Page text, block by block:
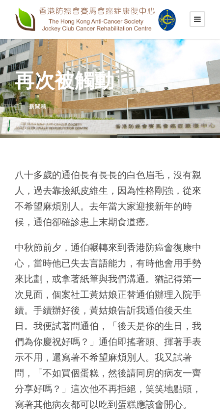
再次被觸動
新聞稿
八十多歲的通伯長有長長的白色眉毛，沒有親
人，過去靠撿紙皮維生，因為性格剛強，從來
不希望麻煩別人。去年當大家迎接新年的時
候，通伯卻確診患上末期食道癌。
中秋節前夕，通伯輾轉來到香港防癌會復康中
心，當時他已失去言語能力，有時他會用手勢
來比劃，或拿著紙筆與我們溝通。猶記得第一
次見面，個案社工黃姑娘正替通伯辦理入院手
續。手續辦好後，黃姑娘告訢我通伯後天生
日。我便試著問通伯，「後天是你的生日，我
們為你慶祝好嗎？」通伯即搖著頭、揮著手表
示不用，還寫著不希望麻煩別人。我又試著
問，「不如買個蛋糕，然後請同房的病友一齊
分享好嗎？」這次他不再拒絕，笑笑地點頭，
寫著其他病友都可以吃到蛋糕應該會開心。